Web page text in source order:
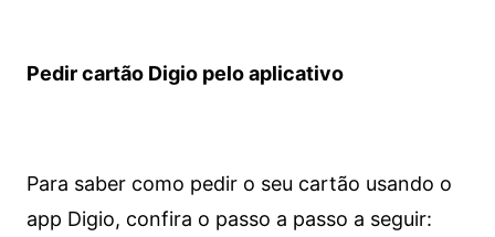
Pedir cartão Digio pelo aplicativo
Para saber como pedir o seu cartão usando o
app Digio, confira o passo a passo a seguir: